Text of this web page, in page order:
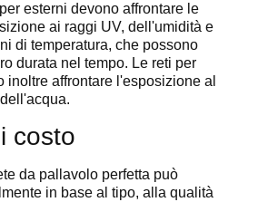
esterni devono affrontare le
ai raggi UV, dell'umidità e
di temperatura, che possono
durata nel tempo. Le reti per
inoltre affrontare l'esposizione al
costo
da pallavolo perfetta può
in base al tipo, alla qualità